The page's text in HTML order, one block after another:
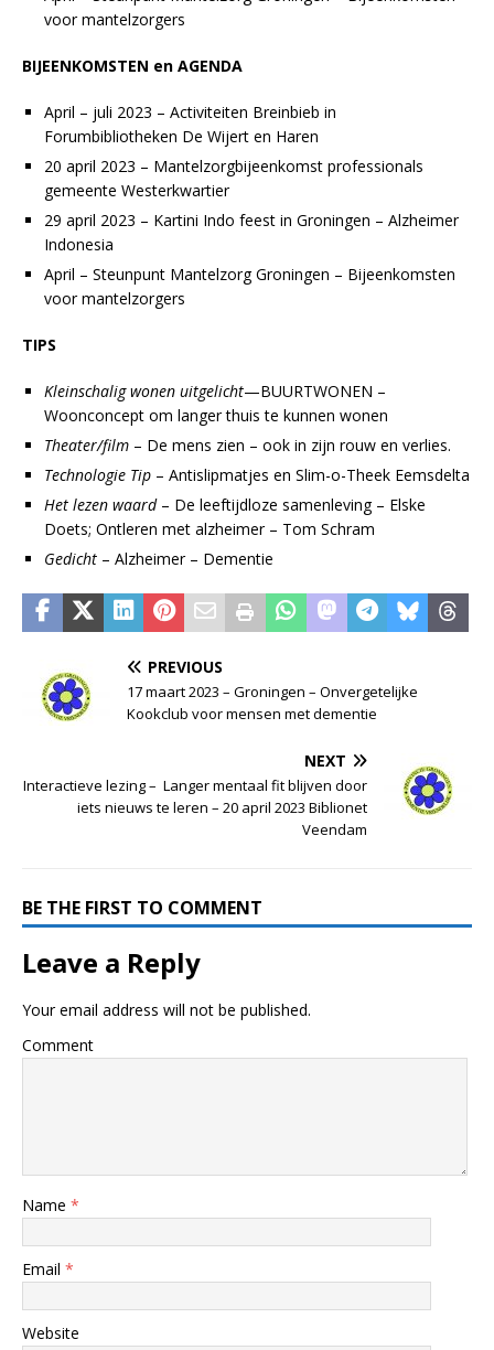
voor mantelzorgers
BIJEENKOMSTEN en AGENDA
April – juli 2023 – Activiteiten Breinbieb in
Forumbibliotheken De Wijert en Haren
20 april 2023 – Mantelzorgbijeenkomst professionals
gemeente Westerkwartier
29 april 2023 – Kartini Indo feest in Groningen – Alzheimer
Indonesia
April – Steunpunt Mantelzorg Groningen – Bijeenkomsten
voor mantelzorgers
TIPS
Kleinschalig wonen uitgelicht—BUURTWONEN –
Woonconcept om langer thuis te kunnen wonen
Theater/film – De mens zien – ook in zijn rouw en verlies.
Technologie Tip – Antislipmatjes en Slim-o-Theek Eemsdelta
Het lezen waard– De leeftijdloze samenleving – Elske
Doets; Ontleren met alzheimer – Tom Schram
Gedicht – Alzheimer – Dementie
PREVIOUS
17 maart 2023 – Groningen – Onvergetelijke
Kookclub voor mensen met dementie
NEXT
Interactieve lezing – Langer mentaal fit blijven door
iets nieuws te leren – 20 april 2023 Biblionet
Veendam
BE THE FIRST TO COMMENT
Leave a Reply
Your email address will not be published.
Comment
Name *
Email *
Website